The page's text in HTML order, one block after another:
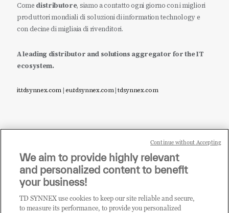
Come distributore, siamo a contatto ogni giorno con i migliori
produttori mondiali di soluzioni di information technology e
con decine di migliaia di rivenditori.
A leading distributor and solutions aggregator for the IT
ecosystem.
it.tdsynnex.com|eu.tdsynnex.com|tdsynnex.com
Sei un rivenditore di tecnologia e desideri acquistare
i prodotti o le soluzioni trattate sul blog?
CLICCA QUI E DIVENTA
CLIENTE TD SYNNEX
We aim to provide highly relevant
and personalized content to benefit
your business!
TD SYNNEX use cookies to keep our site reliable and secure,
to measure its performance, to provide you personalized
Continue without Accepting